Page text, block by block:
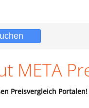
META
Preisvergleich Portalen!